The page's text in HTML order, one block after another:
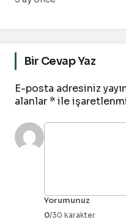
Bir Cevap Yaz
E-posta adresiniz
alanlar*ile
Yorumunuz
0/30 karakter